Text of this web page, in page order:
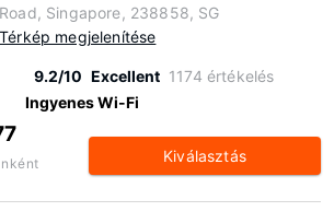
Road, Singapore, 238858, SG
Térkép megjelenítése
9.2/10 Excellent 1174 értékelés
Ingyenes Wi-Fi
Kiválasztás